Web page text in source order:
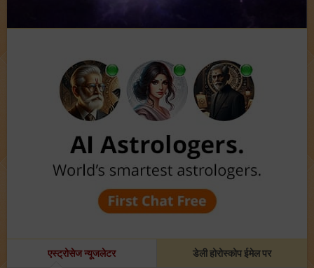
एस्ट्रोसेज न्यूजलेटर डेली होरोस्कोप ईमेल पर